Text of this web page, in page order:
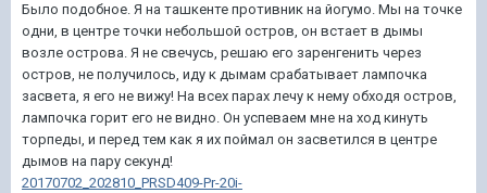
Было подобное. Я на ташкенте противник на йогумо. Мы на точке
одни, в центре точки небольшой остров, он встает в дымы
возле острова. Я не свечусь, решаю его заренгенить через
остров, не получилось, иду к дымам срабатывает лампочка
засвета, я его не вижу! На всех парах лечу к нему обходя остров,
лампочка горит его не видно. Он успеваем мне на ход кинуть
торпеды, и перед тем как я их поймал он засветился в центре
дымов на пару секунд!
20170702_202810_PRSD409-Pr-20i-